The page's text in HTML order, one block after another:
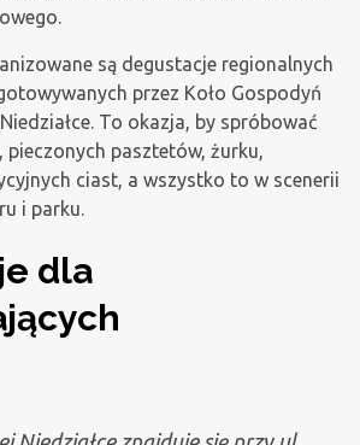
są degustacje regionalnych
przez Koło Gospodyń
To okazja, by spróbować
pasztetów, żurku,
ciast, a wszystko to w scenerii
i parku.
dla